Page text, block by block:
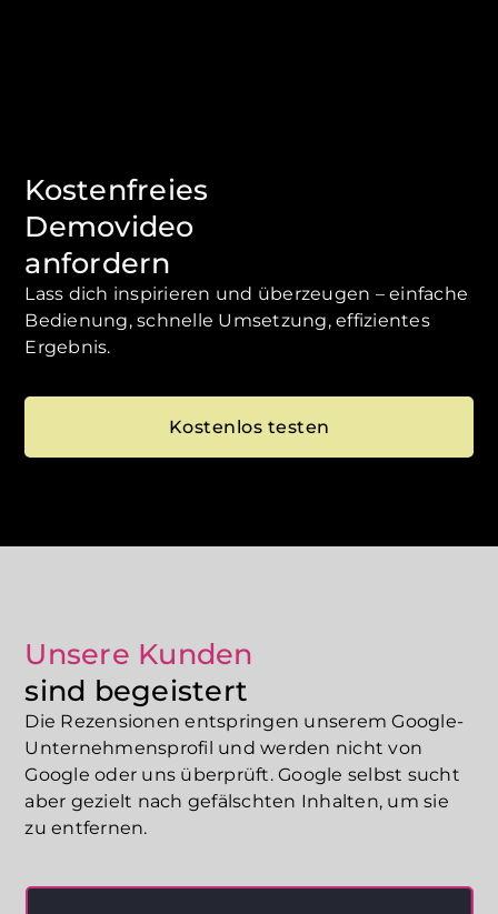
Kostenfreies
Demovideo
anfordern
Lass dich inspirieren und überzeugen – einfache
Bedienung, schnelle Umsetzung, effizientes
Ergebnis.
Kostenlos testen
Unsere Kunden
sind begeistert
Die Rezensionen entspringen unserem Google-
Unternehmensprofil und werden nicht von
Google oder uns überprüft. Google selbst sucht
aber gezielt nach gefälschten Inhalten, um sie
zu entfernen.